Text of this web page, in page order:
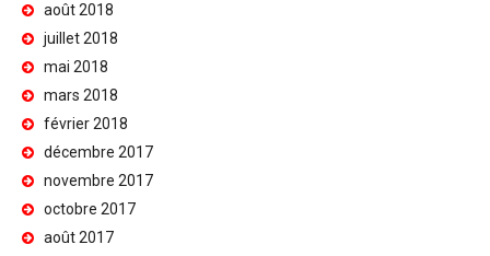
août 2018
juillet 2018
mai 2018
mars 2018
février 2018
décembre 2017
novembre 2017
octobre 2017
août 2017